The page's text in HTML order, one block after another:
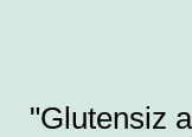
"Glutensiz